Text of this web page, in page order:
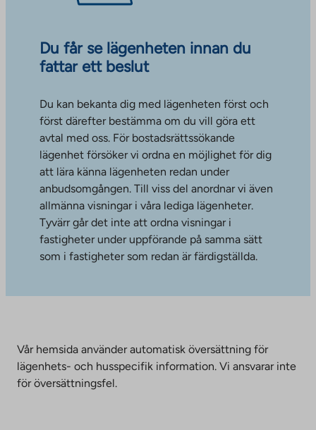
Du får se lägenheten innan du
fattar ett beslut
Du kan bekanta dig med lägenheten först och
först därefter bestämma om du vill göra ett
avtal med oss. För bostadsrättssökande
lägenhet försöker vi ordna en möjlighet för dig
att lära känna lägenheten redan under
anbudsomgången. Till viss del anordnar vi även
allmänna visningar i våra lediga lägenheter.
Tyvärr går det inte att ordna visningar i
fastigheter under uppförande på samma sätt
som i fastigheter som redan är färdigställda.
Vår hemsida använder automatisk översättning för
lägenhets- och husspecifik information. Vi ansvarar inte
för översättningsfel.